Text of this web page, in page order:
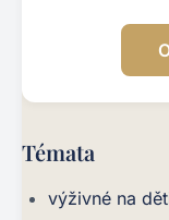
Témata
výživné na